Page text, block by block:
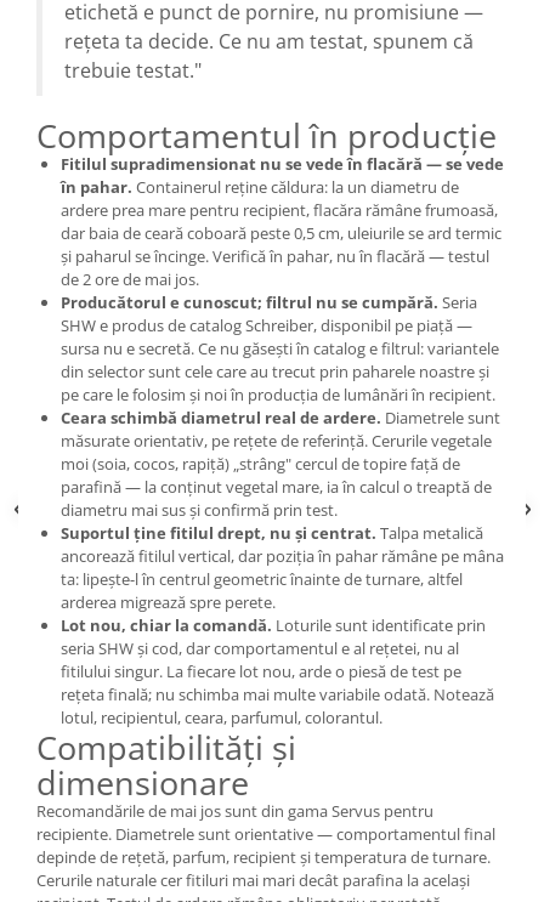
etichetă e punct de pornire, nu promisiune —
rețeta ta decide. Ce nu am testat, spunem că
trebuie testat."
Comportamentul în producție
Fitilul supradimensionat nu se vede în flacără — se vede
în pahar. Containerul reține căldura: la un diametru de
ardere prea mare pentru recipient, flacăra rămâne frumoasă,
dar baia de ceară coboară peste 0,5 cm, uleiurile se ard termic
și paharul se încinge. Verifică în pahar, nu în flacără — testul
de 2 ore de mai jos.
Producătorul e cunoscut; filtrul nu se cumpără. Seria
SHW e produs de catalog Schreiber, disponibil pe piață —
sursa nu e secretă. Ce nu găsești în catalog e filtrul: variantele
din selector sunt cele care au trecut prin paharele noastre și
pe care le folosim și noi în producția de lumânări în recipient.
Ceara schimbă diametrul real de ardere. Diametrele sunt
măsurate orientativ, pe rețete de referință. Cerurile vegetale
moi (soia, cocos, rapiță) „strâng" cercul de topire față de
parafină — la conținut vegetal mare, ia în calcul o treaptă de
diametru mai sus și confirmă prin test.
Suportul ține fitilul drept, nu și centrat. Talpa metalică
ancorează fitilul vertical, dar poziția în pahar rămâne pe mâna
ta: lipește-l în centrul geometric înainte de turnare, altfel
arderea migrează spre perete.
Lot nou, chiar la comandă. Loturile sunt identificate prin
seria SHW și cod, dar comportamentul e al rețetei, nu al
fitilului singur. La fiecare lot nou, arde o piesă de test pe
rețeta finală; nu schimba mai multe variabile odată. Notează
lotul, recipientul, ceara, parfumul, colorantul.
Compatibilități și
dimensionare
Recomandările de mai jos sunt din gama Servus pentru
recipiente. Diametrele sunt orientative — comportamentul final
depinde de rețetă, parfum, recipient și temperatura de turnare.
Cerurile naturale cer fitiluri mai mari decât parafina la același